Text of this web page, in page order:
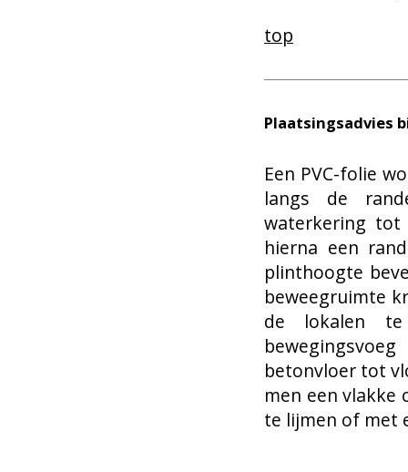
top
Plaatsingsadvies
Een PVC-folie
langs de
waterkering tot
hierna een
plinthoogte
beweegruimte
de lokalen
betonvloer tot
men een vlakke
te lijmen of met